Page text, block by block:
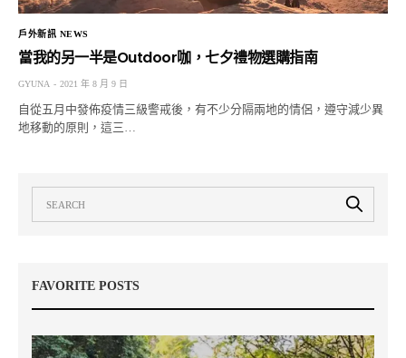
戶外新訊 NEWS
當我的另一半是Outdoor咖，七夕禮物選購指南
GYUNA 2021 年 8 月 9 日
自從五月中發佈疫情三級警戒後，有不少分隔兩地的情侶，遵守減少異
地移動的原則，這三…
FAVORITE POSTS